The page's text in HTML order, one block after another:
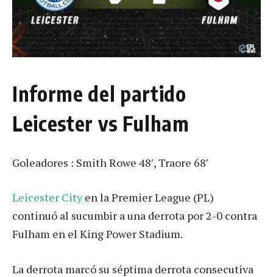
Informe del partido
Leicester vs Fulham
Goleadores : Smith Rowe 48′, Traore 68′
Leicester Cityen la Premier League (PL)
continuó al sucumbir a una derrota por 2-0 contra
Fulham en el King Power Stadium.
La derrota marcó su séptima derrota consecutiva